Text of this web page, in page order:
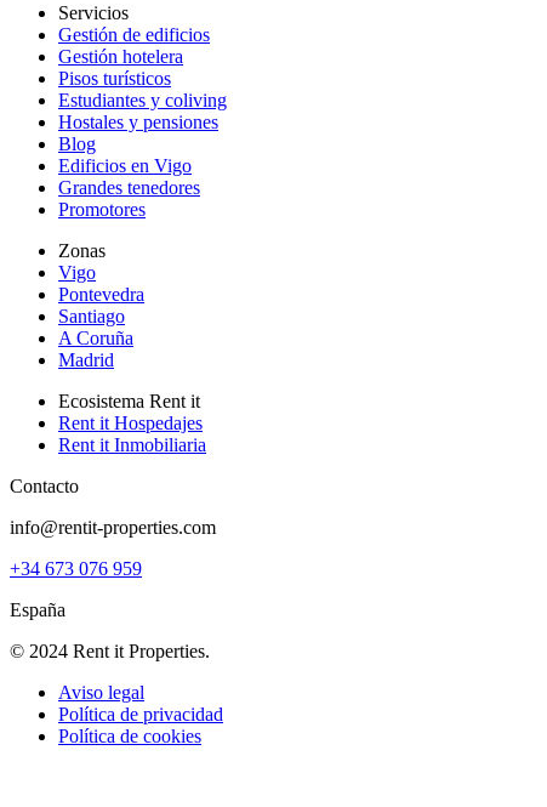
Servicios
Gestión de edificios
Gestión hotelera
Pisos turísticos
Estudiantes y coliving
Hostales y pensiones
Blog
Edificios en Vigo
Grandes tenedores
Promotores
Zonas
Vigo
Pontevedra
Santiago
A Coruña
Madrid
Ecosistema Rent it
Rent it Hospedajes
Rent it Inmobiliaria
Contacto
info@rentit-properties.com
+34 673 076 959
España
© 2024 Rent it Properties.
Aviso legal
Política de privacidad
Política de cookies